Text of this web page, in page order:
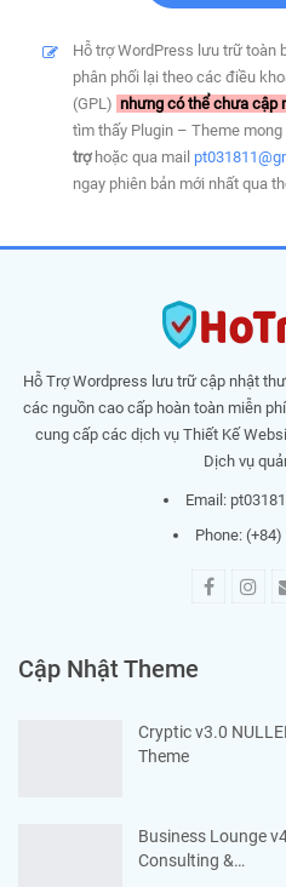
Hỗ trợ WordPress lưu trữ toàn
phân phối lại theo các điều
(GPL) nhưng có thể chưa cập
tìm thấy Plugin – Theme
trợhoặc qua mail
ngay phiên bản mới nhất qua
Hỗ Trợ Wordpress lưu trữ cập nhật
các nguồn cao cấp hoàn toàn miễn
cung cấp các dịch vụ Thiết Kế
Dịch vụ
Email:
Phone:
Cập Nhật Theme
Cryptic v3.0
Theme
Business Lounge
Consulting &…